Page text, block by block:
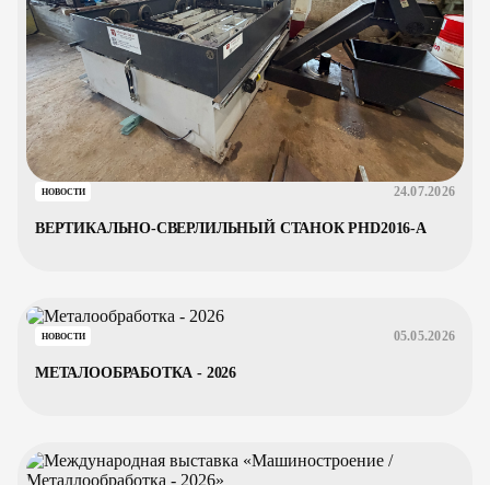
НОВОСТИ 24.07.2026
ВЕРТИКАЛЬНО-СВЕРЛИЛЬНЫЙ СТАНОК PHD2016-A
НОВОСТИ 05.05.2026
МЕТАЛООБРАБОТКА - 2026